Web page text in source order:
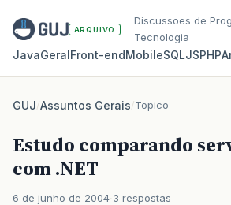
ARQUIVO
Discussoes de
Tecnologia
JavaGeralFront‑endMobileSQLJSPHP
GUJ/Assuntos Gerais/Topico
Estudo comparando
com .NET
6 de junho de 2004 3 respostas